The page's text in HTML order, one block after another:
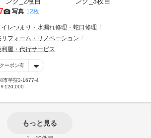
写真 12枚
イレつまり・水漏れ修理・蛇口修理
リフォーム・リノベーション
利屋・代行サービス
クーポン有
市芋窪3-1677-4
120,000
もっと見る